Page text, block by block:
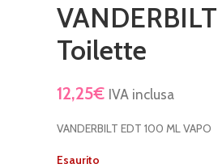
Toilette
12,25€ IVA inclusa
VANDERBILT EDT 100 ML VAPO
Esaurito